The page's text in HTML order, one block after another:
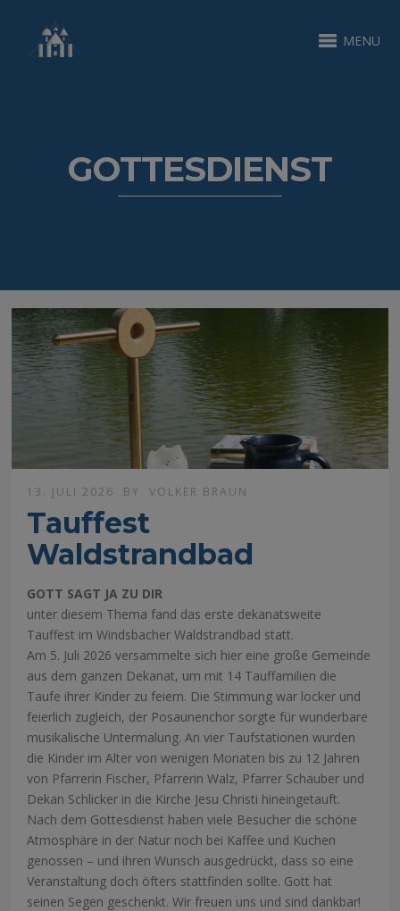
MENU
GOTTESDIENST
13. JULI 2026 BY VOLKER BRAUN
Tauffest
Waldstrandbad
GOTT SAGT JA ZU DIR
unter diesem Thema fand das erste dekanatsweite
Tauffest im Windsbacher Waldstrandbad statt.
Am 5. Juli 2026 versammelte sich hier eine große Gemeinde
aus dem ganzen Dekanat, um mit 14 Tauffamilien die
Taufe ihrer Kinder zu feiern. Die Stimmung war locker und
feierlich zugleich, der Posaunenchor sorgte für wunderbare
musikalische Untermalung. An vier Taufstationen wurden
die Kinder im Alter von wenigen Monaten bis zu 12 Jahren
von Pfarrerin Fischer, Pfarrerin Walz, Pfarrer Schauber und
Dekan Schlicker in die Kirche Jesu Christi hineingetauft.
Nach dem Gottesdienst haben viele Besucher die schöne
Atmosphäre in der Natur noch bei Kaffee und Kuchen
genossen – und ihren Wunsch ausgedrückt, dass so eine
Veranstaltung doch öfters stattfinden sollte. Gott hat
seinen Segen geschenkt. Wir freuen uns und sind dankbar!